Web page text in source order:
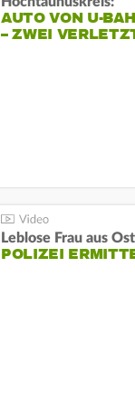
AUTO VON U-
– ZWEI
Leblose Frau aus
POLIZEI